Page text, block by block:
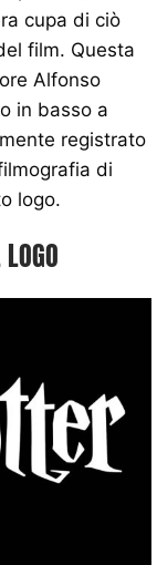
cupa di ciò
film. Questa
Alfonso
in basso a
registrato
di
logo.